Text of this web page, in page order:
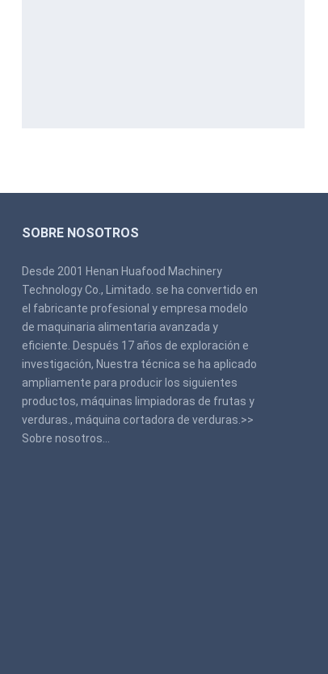
SOBRE NOSOTROS
Desde 2001 Henan Huafood Machinery
Technology Co., Limitado. se ha convertido en
el fabricante profesional y empresa modelo
de maquinaria alimentaria avanzada y
eficiente. Después 17 años de exploración e
investigación, Nuestra técnica se ha aplicado
ampliamente para producir los siguientes
productos, máquinas limpiadoras de frutas y
verduras., máquina cortadora de verduras.>>
Sobre nosotros